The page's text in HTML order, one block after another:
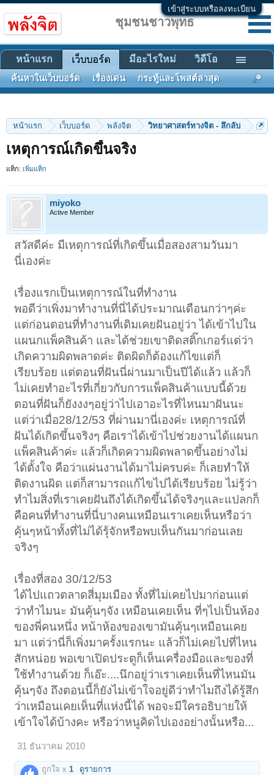
เข้าสู่ระบบหรือลงทะเบียน
หน้าแรก เว็บบอร์ด พลังจิต วิทยาศาสตร์ทางจิต - ลึกลับ
เหตุการณ์เกิดขึ้นจริง
แท็ก: เพิ่มแท็ก
miyoko
Active Member
สวัสดีค่ะ มีเหตุการณ์ที่เกิดขึ้นเมื่อสองสามวันมา
นี่เองค่ะ
เรื่องแรกเป็นเหตุการณ์ในที่ทำงาน
พอดีว่าเพิ่งมาทำงานที่นี่ได้ประมาณเดือนกว่าๆค่ะ
แต่ก่อนตอนที่ทำงานที่เดิมเคยฝันอยู่ว่า ได้เข้าไปใน
แผนกแพ็คสินค้า และได้ช่วยเขาติดสติ๊กเกอร์แต่ว่า
เกิดความผิดพลาดค่ะ ติดผิดก็ต้องแก้ไขแต่ก็
เรียบร้อย แต่ตอนที่ฝันนี่ผ่านมาเป็นปีได้แล้ว แล้วก็
ไม่เคยทำอะไรที่เกี่ยวกับการแพ็คสินค้าแบบนี้ด้วย
ตอนที่ฝันก็ยังงงๆอยู่ว่าไปเอาอะไรที่ไหนมาฝันนะ
แต่ว่าเมื่อ28/12/53 ที่ผ่านมานี่เองค่ะ เหตุการณ์ที่
ฝันได้เกิดขึ้นจริงๆ คือเราได้เข้าไปช่วยงานได้แผนก
แพ็คสินค้าค่ะ แล้วก็เกิดความผิดพลาดขึ้นอย่างไม่
ได้ตั้งใจ คือว่าแผ่นงานได้มาไม่ครบค่ะ ก็เลยทำให้
ติดงานผิด แต่ก็สามารถแก้ไขไปได้เรียบร้อย ไม่รู้ว่า
ทำไมสิ่งที่เราเคยฝันถึงได้เกิดขึ้นได้จริงๆและแปลกก็
คือคนที่ทำงานที่นี่บางคนเหมือนเราเคยเห็นหรือว่า
คุ้นๆหน้าทั้งที่ไม่ได้รุ้จักหรือพบเห็นกันมาก่อนเลย
จริงๆ
เรื่องที่สอง 30/12/53
ได้ไปแถวตลาดสี่มุมเมือง ทั้งที่ไม่เคยไปมาก่อนแต่
ว่าทำไมนะ มันคุ้นๆจัง เหมือนเคยเห็น ที่ๆไปเป็นห้อง
ของพี่คนหนึ่ง หน้าห้องของเขามันคุ้นๆเหมือนเคย
มา แต่ว่านี่ก็เพิ่งมาครั้งแรกนะ แล้วก็ไม่เคยไปที่ไหน
สักหน่อย พอเขาเปิดประตูก็เห็นเครื่องมือและของที่
ใช้ทำงานด้วย ก็เอ๊ะ....นึกอยู่ว่าเราเคยเห็นที่ไหนมัน
คุ้นๆจัง ถึงตอนนี้ก็ยังไม่เข้าใจอยู่ดีว่าทำไมถึงได้รู้สึก
ว่าเหมือนเคยเห็นที่แห่งนี้ได้ พอจะมีใครอธิบายให้
เข้าใจได้บ้างคะ หรือว่าหนูคิดไปเองอย่างนั้นหรือ...
31 ธันวาคม 2010
ถูกใจ x1 ดูรายการ
ชุมชนชาวพุทธ
หน้าแรก เว็บบอร์ด
ค้นหาในเว็บบอร์ด เรื่องเด่น กระทู้และโพสต์ล่าสุด
มีอะไรใหม่ วิดีโอ